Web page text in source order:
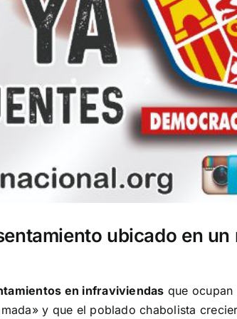
ubicado en
en infraviviendas que
y que el poblado chabolista